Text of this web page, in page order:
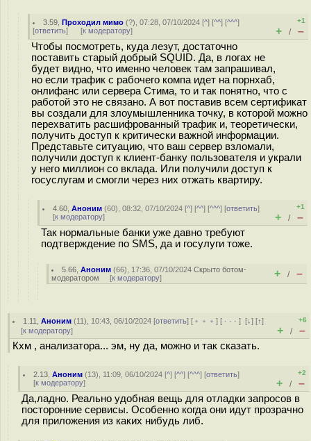
3.59 ,Проходил мимо (?), 07:28, 07/10/2024 [^] [^^] [^^^]
[ответить] [к модератору]
+1
+ / –
Чтобы посмотреть, куда лезут, достаточно
поставить старый добрый SQUID. Да, в логах не
будет видно, что именно человек там запрашивал,
но если трафик с рабочего компа идет на порнхаб,
онлифанс или сервера Стима, то и так понятно, что с
работой это не связано. А вот поставив всем сертификат
вы создали для злоумышленника точку, в которой можно
перехватить расшифрованный трафик и, теоретически,
получить доступ к критически важной информации.
Представьте ситуацию, что ваш сервер взломали,
получили доступ к клиент-банку пользователя и украли
у него миллион со вклада. Или получили доступ к
госуслугам и смогли через них отжать квартиру.
4.60 ,Аноним (60), 08:32, 07/10/2024 [^] [^^] [^^^] [ответить]
[к модератору]
+1
+ / –
Так нормальные банки уже давно требуют
подтверждение по SMS, да и госулуги тоже.
5.66 ,Аноним (66), 17:36, 07/10/2024Скрыто ботом-
модератором [к модератору] + / –
1.11 ,Аноним (11), 10:43, 06/10/2024 [ответить] [ ﹢﹢﹢] [ · · ·][↓] [↑]
[к модератору]
+6
+ / –
Кхм , анализатора... эм, ну да, можно и так сказать.
2.13 ,Аноним (13), 11:09, 06/10/2024 [^] [^^] [^^^] [ответить]
[к модератору]
+2
+ / –
Да,ладно. Реально удобная вещь для отладки запросов в
посторонние сервисы. Особенно когда они идут прозрачно
для приложения из каких нибудь либ.